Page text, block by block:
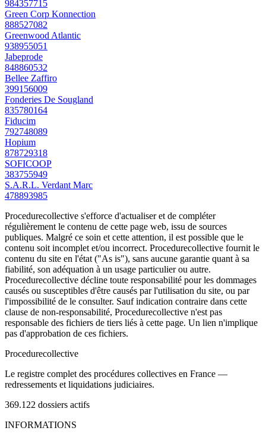
984357715
Green Corp Konnection
888527082
Greenwood Atlantic
938955051
Jabeprode
848860532
Bellee Zaffiro
399156009
Fonderies De Sougland
835780164
Fiducim
792748089
Hopium
878729318
SOFICOOP
383755949
S.A.R.L. Verdant Marc
478893985
Procedurecollective s'efforce d'actualiser et de compléter
régulièrement le contenu de cette page web, issu de sources
publiques. Malgré ce soin et cette attention, il est possible que le
contenu soit incomplet et/ou incorrect. Procedurecollective fournit le
contenu du site en l'état ("As is"), sans aucune garantie quant à sa
fiabilité, son adéquation à un usage particulier ou autre.
Procedurecollective décline toute responsabilité pour les dommages
causés ou susceptibles d'être causés par l'utilisation du site, ou par
l'impossibilité de le consulter. Sauf indication contraire dans cette
clause de non-responsabilité, Procedurecollective n'est pas
responsable des fichiers de tiers liés à cette page. Un lien n'implique
pas d'approbation de ces fichiers.
Procedurecollective
Le registre complet des procédures collectives en France —
redressements et liquidations judiciaires.
369.122 dossiers actifs
INFORMATIONS